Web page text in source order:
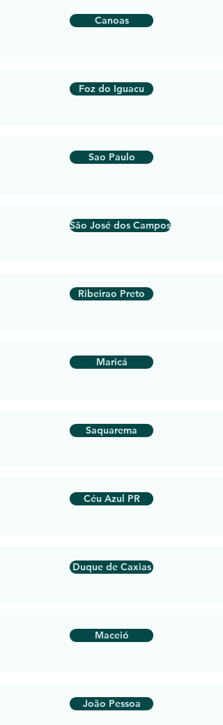
Canoas
Foz do Iguacu
Sao Paulo
São José dos Campos
Ribeirao Preto
Maricá
Saquarema
Céu Azul PR
Duque de Caxias
Maceió
João Pessoa